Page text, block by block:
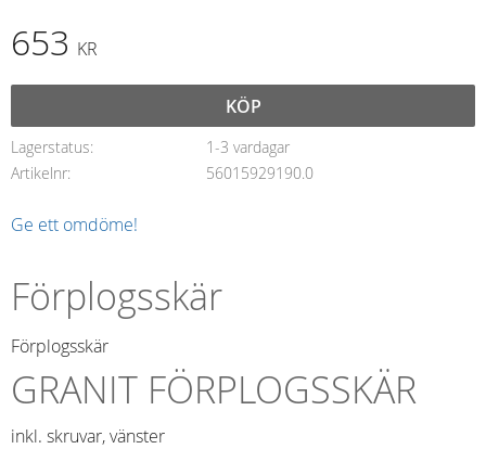
653 KR
KÖP
Lagerstatus
1-3 vardagar
Artikelnr
56015929190.0
Ge ett omdöme!
Förplogsskär
Förplogsskär
GRANIT FÖRPLOGSSKÄR
inkl. skruvar, vänster